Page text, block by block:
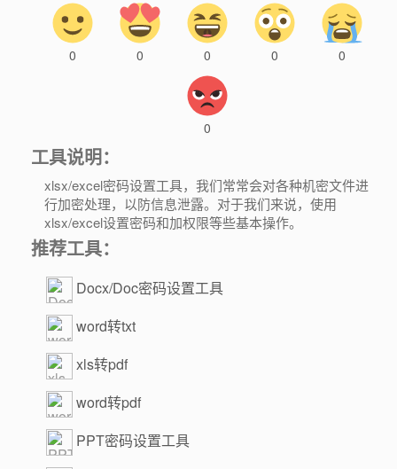
0 0 0 0 0
0
工具说明：
xlsx/excel密码设置工具，我们常常会对各种机密文件进
行加密处理，以防信息泄露。对于我们来说，使用
xlsx/excel设置密码和加权限等些基本操作。
推荐工具：
Docx/Doc密码设置工具
word转txt
xls转pdf
word转pdf
PPT密码设置工具